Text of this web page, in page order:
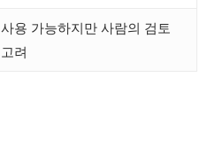
사용 가능하지만 사람의 검토
고려